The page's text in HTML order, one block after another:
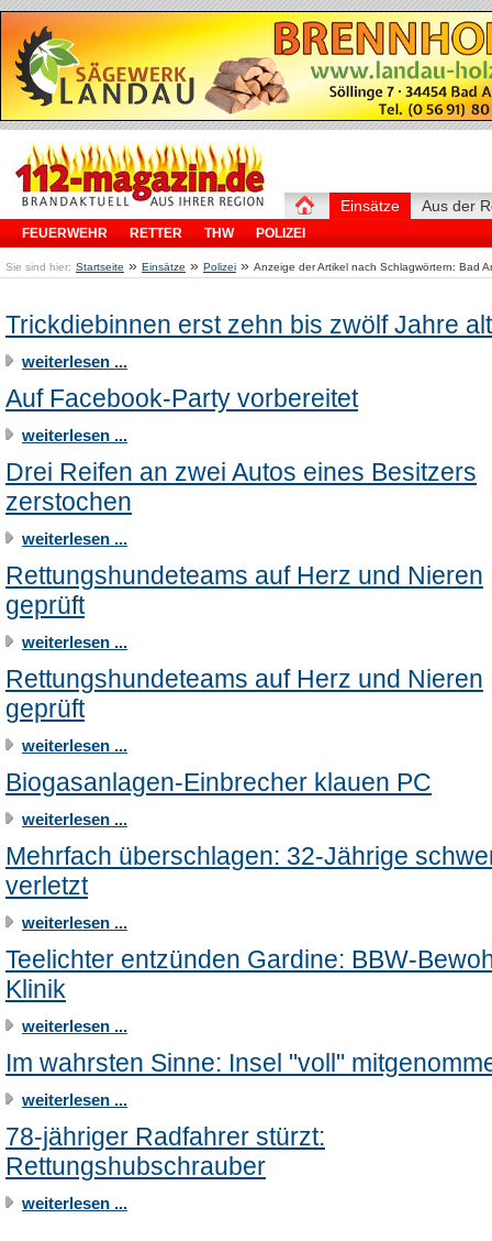
Einsätze
FEUERWEHR RETTER THW POLIZEI
Aus der
Sie sind hier: Startseite » Einsätze » Polizei » Anzeige der Artikel nach Schlagwörtern: Bad
Trickdiebinnen erst zehn bis zwölf Jahre alt
weiterlesen ...
Auf Facebook-Party vorbereitet
weiterlesen ...
Drei Reifen an zwei Autos eines Besitzers
zerstochen
weiterlesen ...
Rettungshundeteams auf Herz und Nieren
geprüft
weiterlesen ...
Rettungshundeteams auf Herz und Nieren
geprüft
weiterlesen ...
Biogasanlagen-Einbrecher klauen PC
weiterlesen ...
Mehrfach überschlagen: 32-Jährige
verletzt
weiterlesen ...
Teelichter entzünden Gardine: BBW-
Klinik
weiterlesen ...
Im wahrsten Sinne: Insel "voll"
weiterlesen ...
78-jähriger Radfahrer stürzt:
Rettungshubschrauber
weiterlesen ...